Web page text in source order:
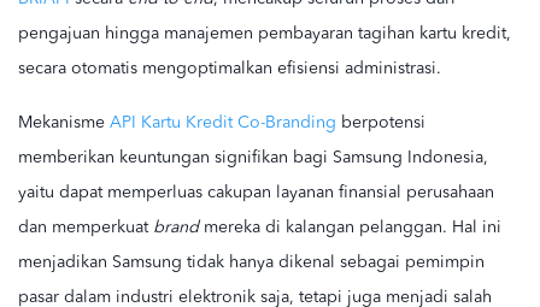
pengajuan hingga manajemen pembayaran tagihan kartu kredit,
secara otomatis mengoptimalkan efisiensi administrasi.
Mekanisme API Kartu Kredit Co-Branding berpotensi
memberikan keuntungan signifikan bagi Samsung Indonesia,
yaitu dapat memperluas cakupan layanan finansial perusahaan
dan memperkuat brandmereka di kalangan pelanggan. Hal ini
menjadikan Samsung tidak hanya dikenal sebagai pemimpin
pasar dalam industri elektronik saja, tetapi juga menjadi salah